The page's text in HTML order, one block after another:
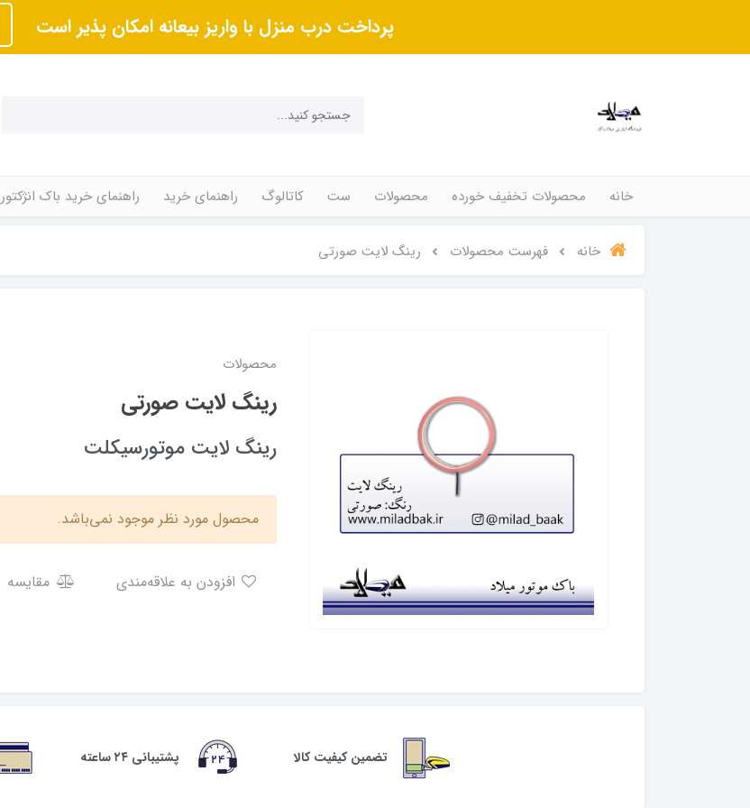
پرداخت درب منزل با واریز بیعانه امکان پذیر است
خانه محصولات تخفیف خورده محصولات ست کاتالوگ راهنمای خرید راهنمای خرید باک انژکتور
خانه فهرست محصولات رینگ لایت صورتی
محصولات
رینگ لایت صورتی
رینگ لایت موتورسیکلت
محصول مورد نظر موجود نمی‌باشد.
مقایسه
تضمین کیفیت کالا پشتیبانی ۲۴ ساعته